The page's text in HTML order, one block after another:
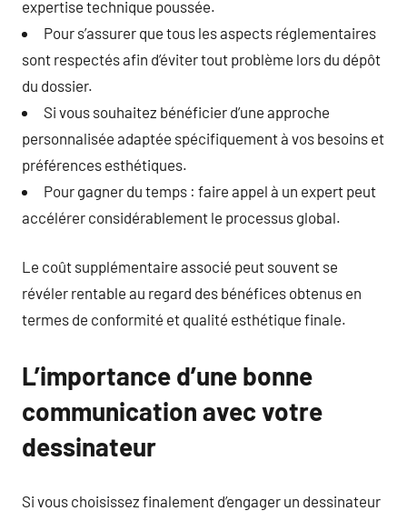
expertise technique poussée.
Pour s’assurer que tous les aspects réglementaires
sont respectés afin d’éviter tout problème lors du dépôt
du dossier.
Si vous souhaitez bénéficier d’une approche
personnalisée adaptée spécifiquement à vos besoins et
préférences esthétiques.
Pour gagner du temps : faire appel à un expert peut
accélérer considérablement le processus global.
Le coût supplémentaire associé peut souvent se
révéler rentable au regard des bénéfices obtenus en
termes de conformité et qualité esthétique finale.
L’importance d’une bonne
communication avec votre
dessinateur
Si vous choisissez finalement d’engager un dessinateur